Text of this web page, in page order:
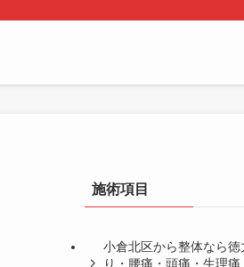
施術項目
小倉北区から整体なら徳
り・腰痛・頭痛・生理